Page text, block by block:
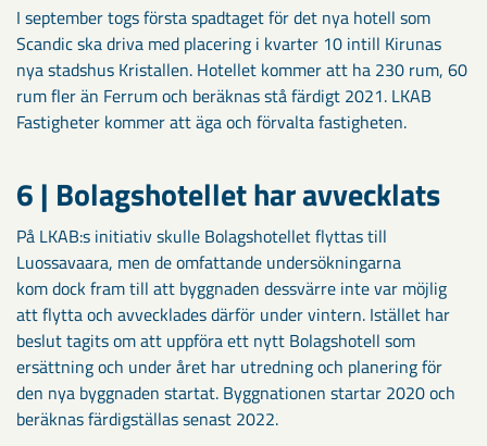
I september togs första spadtaget för det nya hotell som
Scandic ska driva med placering i kvarter 10 intill Kirunas
nya stadshus Kristallen. Hotellet kommer att ha 230 rum, 60
rum fler än Ferrum och beräknas stå färdigt 2021. LKAB
Fastigheter kommer att äga och förvalta fastigheten.
6 | Bolagshotellet har avvecklats
På LKAB:s initiativ skulle Bolagshotellet flyttas till
Luossavaara, men de omfattande undersökningarna
kom dock fram till att byggnaden dessvärre inte var möjlig
att flytta och avvecklades därför under vintern. Istället har
beslut tagits om att uppföra ett nytt Bolagshotell som
ersättning och under året har utredning och planering för
den nya byggnaden startat. Byggnationen startar 2020 och
beräknas färdigställas senast 2022.